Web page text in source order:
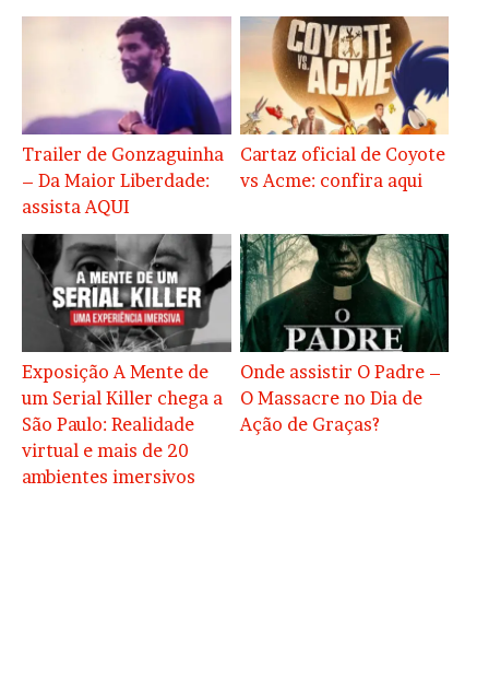
Trailer de Gonzaguinha
– Da Maior Liberdade:
assista AQUI
Cartaz oficial de Coyote
vs Acme: confira aqui
Exposição A Mente de
um Serial Killer chega a
São Paulo: Realidade
virtual e mais de 20
ambientes imersivos
Onde assistir O Padre –
O Massacre no Dia de
Ação de Graças?